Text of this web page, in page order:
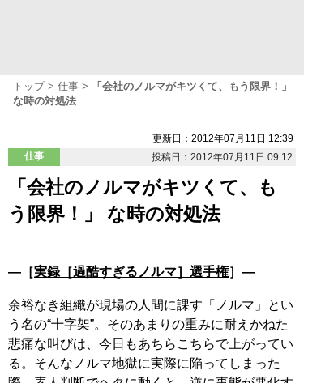
トップ 仕事
「会社のノルマがキツくて、もう限界！」
な時の対処法
更新日：2012年07月11日 12:39
仕事
投稿日：2012年07月11日 09:12
「会社のノルマがキツくて、も
う限界！」 な時の対処法
―［実録［過酷すぎるノルマ］選手権］―
余裕なき組織が現場の人間に課す「ノルマ」とい
う名の“十字架”。そのあまりの重みに耐えかねた
悲痛な叫びは、今日もあちらこちらで上がってい
る。そんなノルマ地獄に実際に陥ってしまった